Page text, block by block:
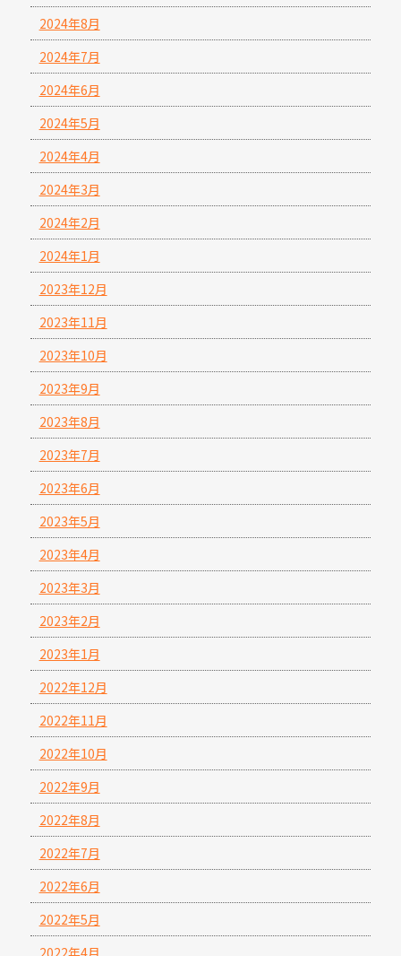
2024年8月
2024年7月
2024年6月
2024年5月
2024年4月
2024年3月
2024年2月
2024年1月
2023年12月
2023年11月
2023年10月
2023年9月
2023年8月
2023年7月
2023年6月
2023年5月
2023年4月
2023年3月
2023年2月
2023年1月
2022年12月
2022年11月
2022年10月
2022年9月
2022年8月
2022年7月
2022年6月
2022年5月
2022年4月